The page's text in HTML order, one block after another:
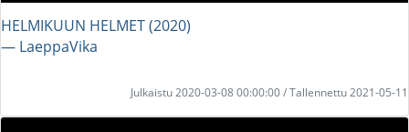
HELMIKUUN HELMET (2020)
― LaeppaVika
Julkaistu 2020-03-08 00:00:00 / Tallennettu 2021-05-11